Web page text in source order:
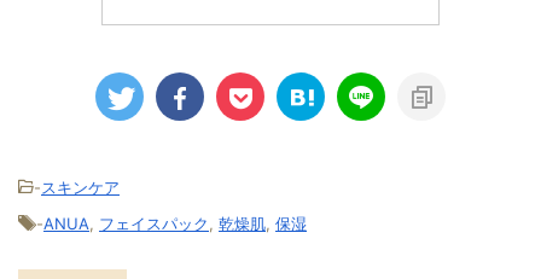
-スキンケア
-ANUA, フェイスパック, 乾燥肌, 保湿